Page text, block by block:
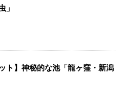
」
ト】神秘的な池「龍ヶ窪・新潟